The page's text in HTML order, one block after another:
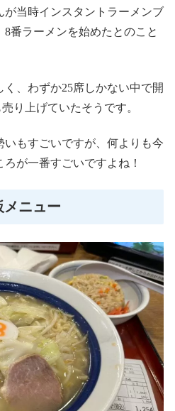
当時インスタントラーメンブ
番ラーメンを始めたとのこと
、わずか25席しかない中で開
り上げていたそうです。
いもすごいですが、何よりも今
が一番すごいですよね！
メニュー